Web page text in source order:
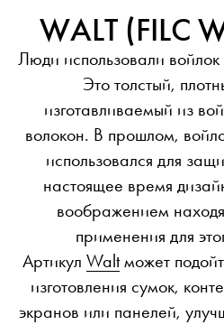
WALT (FILC
Люди использовали
Это толстый,
изготавливаемый из
волокон. В прошлом,
использовался для
настоящее время
воображением
применения для
Артикул Waltможет
изготовления сумок,
экранов или панелей,